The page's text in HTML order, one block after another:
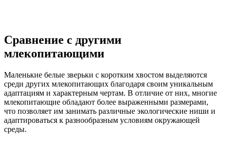
Сравнение с другими
млекопитающими
Маленькие белые зверьки с коротким хвостом выделяются
среди других млекопитающих благодаря своим уникальным
адаптациям и характерным чертам. В отличие от них, многие
млекопитающие обладают более выраженными размерами,
что позволяет им занимать различные экологические ниши и
адаптироваться к разнообразным условиям окружающей
среды.